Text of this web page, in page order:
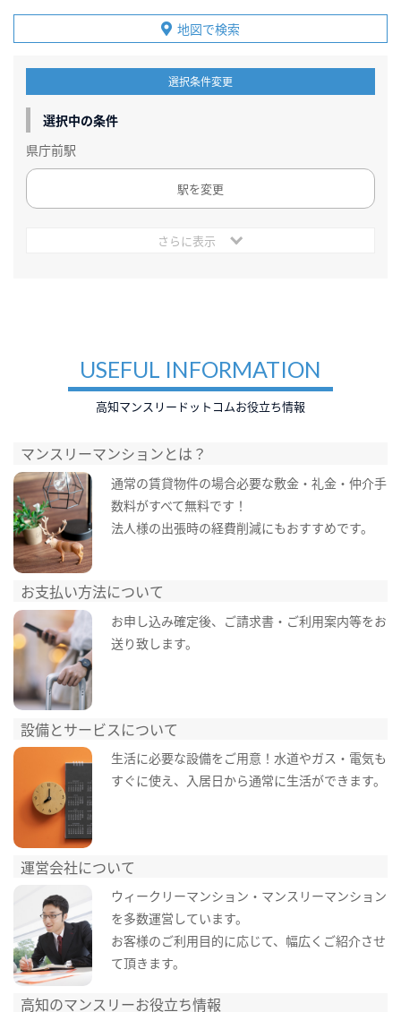
地図で検索
選択条件変更
選択中の条件
県庁前駅
駅を変更
さらに表示
USEFUL INFORMATION
高知マンスリードットコムお役立ち情報
マンスリーマンションとは？
通常の賃貸物件の場合必要な敷金・礼金・仲介手
数料がすべて無料です！
法人様の出張時の経費削減にもおすすめです。
お支払い方法について
お申し込み確定後、ご請求書・ご利用案内等をお
送り致します。
設備とサービスについて
生活に必要な設備をご用意！水道やガス・電気も
すぐに使え、入居日から通常に生活ができます。
運営会社について
ウィークリーマンション・マンスリーマンション
を多数運営しています。
お客様のご利用目的に応じて、幅広くご紹介させ
て頂きます。
高知のマンスリーお役立ち情報